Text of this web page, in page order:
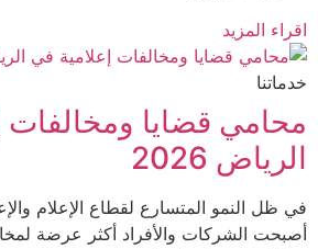
المزيد
قضايا ومخالفات
2026
النمو المتسارع لقطاع الإعلام
الشركات والأفراد أكثر عرضة لمخالفات